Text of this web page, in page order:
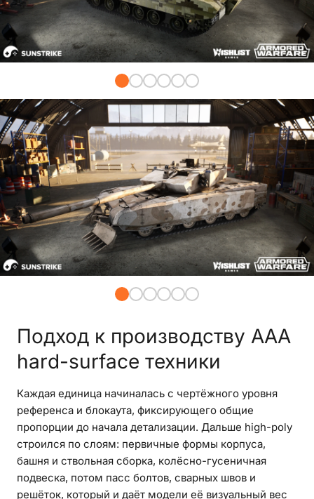
Подход к производству AAA
hard-surface техники
Каждая единица начиналась с чертёжного уровня
референса и блокаута, фиксирующего общие
пропорции до начала детализации. Дальше high-poly
строился по слоям: первичные формы корпуса,
башня и ствольная сборка, колёсно-гусеничная
подвеска, потом пасс болтов, сварных швов и
решёток, который и даёт модели её визуальный вес